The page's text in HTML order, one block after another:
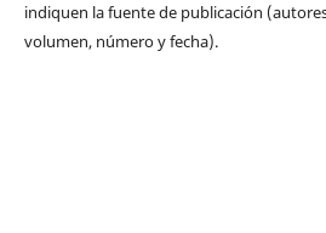
indiquen la fuente de publicación
volumen, número y fecha).